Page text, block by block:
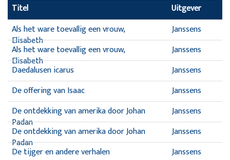
Titel
Uitgever
Als het ware toevallig een vrouw,
Elisabeth
Janssens
Als het ware toevallig een vrouw,
Elisabeth
Janssens
Daedalusen icarus
Janssens
De offering van Isaac
Janssens
De ontdekking van amerika door Johan
Padan
Janssens
De ontdekking van amerika door Johan
Padan
Janssens
De tijger en andere verhalen
Janssens